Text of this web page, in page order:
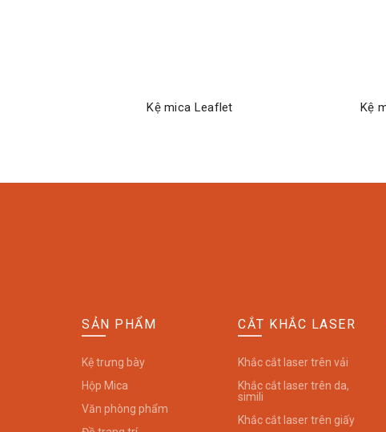
ĐỌC TIẾP
Kệ mica Leaflet Kệ
SẢN PHẨM
Kệ trưng bày
Hộp Mica
Văn phòng phẩm
CẮT KHẮC LASER
Khắc cắt laser trên vải
Khắc cắt laser trên da,
simili
Khắc cắt laser trên giấy